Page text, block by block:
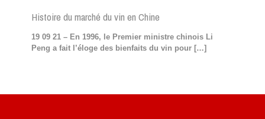
Histoire du marché du vin en Chine
19 09 21 – En 1996, le Premier ministre chinois Li
Peng a fait l’éloge des bienfaits du vin pour […]